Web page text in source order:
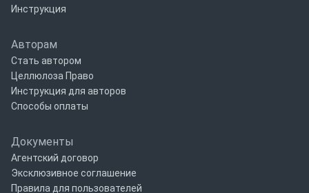
Инструкция
Авторам
Стать автором
Целлюлоза Право
Инструкция для авторов
Способы оплаты
Документы
Агентский договор
Эксклюзивное соглашение
Правила для пользователей